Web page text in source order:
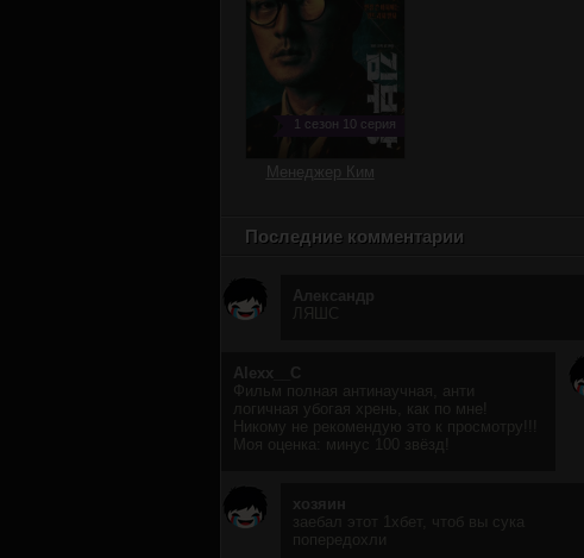
1 сезон 10 серия
Менеджер Ким
Последние комментарии
Александр
ЛЯШС
Alexx__C
Фильм полная антинаучная, анти
логичная убогая хрень, как по мне!
Никому не рекомендую это к просмотру!!!
Моя оценка: минус 100 звёзд!
хозяин
заебал этот 1хбет, чтоб вы сука
попередохли